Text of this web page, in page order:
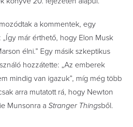
a kommentek, egy
már érthető, hogy Elon Musk
élni.” Egy másik szkeptikus
hozzátette: „Az emberek
mindig van igazuk”, míg még több
arra mutatott rá, hogy Newton
Munsonra a Stranger Thingsből.